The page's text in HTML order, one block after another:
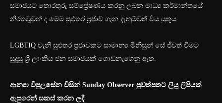
සමාජයට තොරතුරු සම්ප්‍රේෂණය කරනු ලබන මාධ්‍ය කර්මාන්තයේ
නිරතවූවන් ද මෙම සුළුතර ප්‍රජාව ගැන දැනුම්වත් විය යුතුය.
LGBTIQ වැනි සුළුතර ප්‍රජාවකට සාමාන්‍ය මිනිසුන් සේ ජීවත් වීමට
සුදුසු ශ්‍රී ලාංකීය ජන සමාජයක් ගොඩනැගෙනු ඇත.
ආන්‍යා විපුලසේන විසින් Sunday Observer පුවත්පතට ලියූ ලිපියක්
ඇසුරෙන් සකස් කරන ලදී